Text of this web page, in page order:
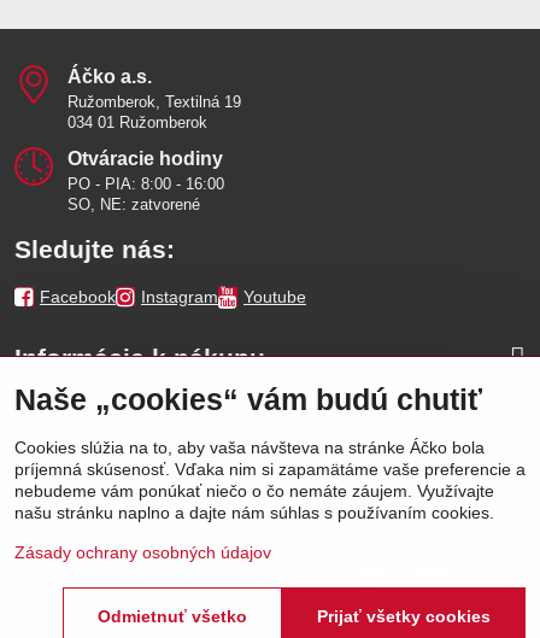
Áčko a​.s​.
Ružomberok, Textilná 19
034 01 Ružomberok
Otváracie hodiny
PO - PIA: 8:00 - 16:00
SO, NE: zatvorené
Sledujte nás:
Facebook Instagram Youtube
Informácie k nákupu
Naše značky
Výhody
Naše „cookies“ vám budú chutiť
Cookies slúžia na to, aby vaša návšteva na stránke Áčko bola
príjemná skúsenosť. Vďaka nim si zapamätáme vaše preferencie a
nebudeme vám ponúkať niečo o čo nemáte záujem. Využívajte
našu stránku naplno a dajte nám súhlas s používaním cookies.
Zásady ochrany osobných údajov
Prijať všetky cookies
Odmietnuť všetko